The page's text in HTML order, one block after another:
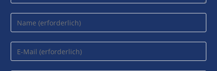
Enter
your
name
username
Enter
your
email